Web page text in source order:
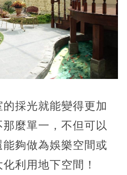
採光就能變得更加
麼單一，不但可以
夠做為娛樂空間或
利用地下空間！